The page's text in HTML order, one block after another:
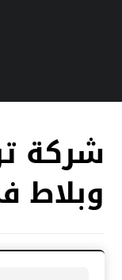
شركة
وبلاط